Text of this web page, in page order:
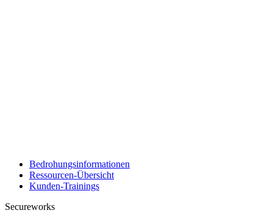
Bedrohungsinformationen
Ressourcen-Übersicht
Kunden-Trainings
Secureworks